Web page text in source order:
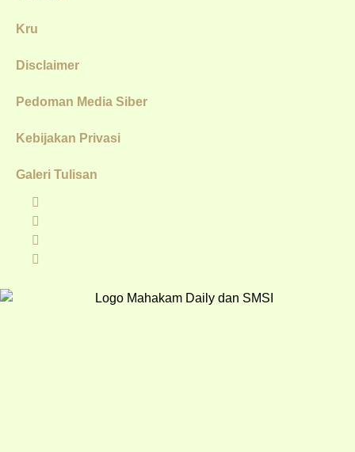
Kru
Disclaimer
Pedoman Media Siber
Kebijakan Privasi
Galeri Tulisan